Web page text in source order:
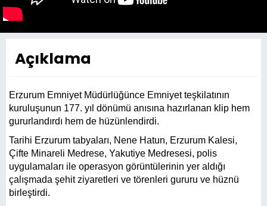
Açıklama
Erzurum Emniyet Müdürlüğünce Emniyet teşkilatının
kuruluşunun 177. yıl dönümü anısına hazırlanan klip hem
gururlandırdı hem de hüzünlendirdi.
Tarihi Erzurum tabyaları, Nene Hatun, Erzurum Kalesi,
Çifte Minareli Medrese, Yakutiye Medresesi, polis
uygulamaları ile operasyon görüntülerinin yer aldığı
çalışmada şehit ziyaretleri ve törenleri gururu ve hüznü
birleştirdi.